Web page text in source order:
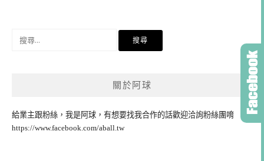
關於阿球
給業主跟粉絲，我是阿球，有想要找我合作的話歡迎洽詢粉絲團唷
https://www.facebook.com/aball.tw